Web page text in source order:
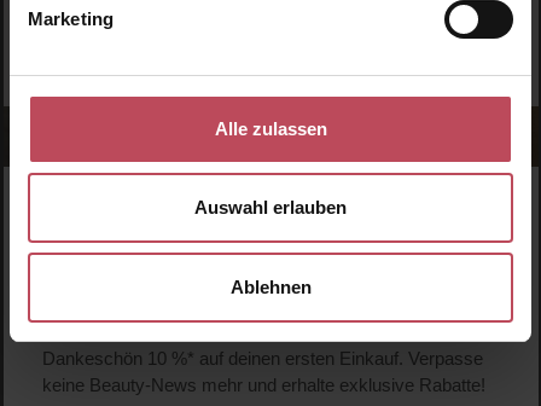
Marketing
Alle zulassen
Auswahl erlauben
Ablehnen
WERDE TEIL DER LOOK BEAUTIFUL-FAMILIE
Anmelden & exklusive Vorteile
Dankeschön 10 %* auf deinen ersten Einkauf. Verpasse
keine Beauty-News mehr und erhalte exklusive Rabatte!